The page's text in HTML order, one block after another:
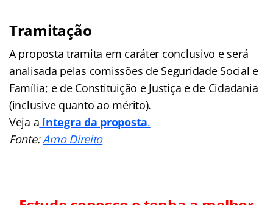
Tramitação
A proposta tramita em caráter conclusivo e será
analisada pelas comissões de Seguridade Social e
Família; e de Constituição e Justiça e de Cidadania
(inclusive quanto ao mérito).
Veja a íntegra da proposta.
Fonte:Amo Direito